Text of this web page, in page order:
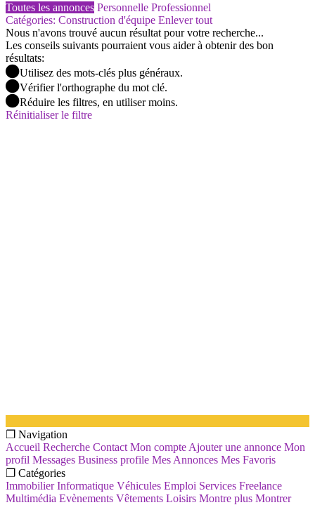
Toutes les annonces Personnelle Professionnel
Catégories: Construction d'équipe Enlever tout
Nous n'avons trouvé aucun résultat pour votre recherche...
Les conseils suivants pourraient vous aider à obtenir des bon
résultats:
Utilisez des mots-clés plus généraux.
Vérifier l'orthographe du mot clé.
Réduire les filtres, en utiliser moins.
Réinitialiser le filtre
❐ Navigation
Accueil Recherche Contact Mon compte Ajouter une annonce Mon
profil Messages Business profile Mes Annonces Mes Favoris
❐ Catégories
Immobilier Informatique Véhicules Emploi Services Freelance
Multimédia Evènements Vêtements Loisirs Montre plus Montrer